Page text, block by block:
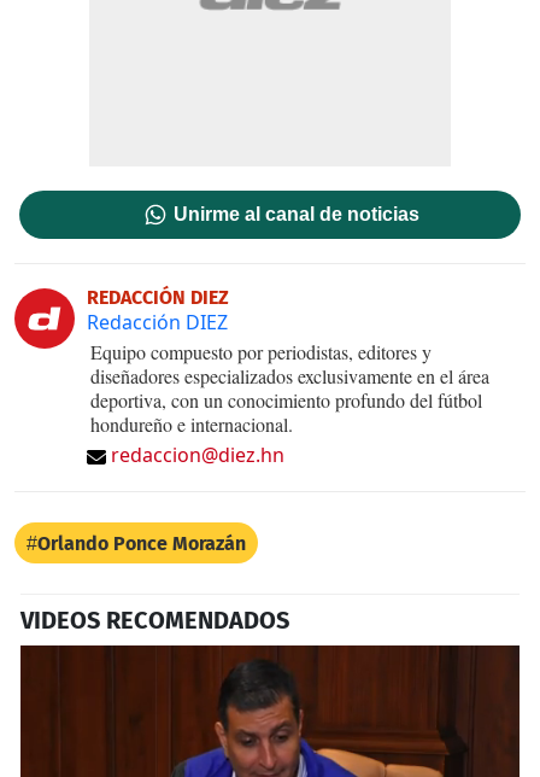
Unirme al canal de noticias
REDACCIÓN DIEZ
Redacción DIEZ
Equipo compuesto por periodistas, editores y
diseñadores especializados exclusivamente en el área
deportiva, con un conocimiento profundo del fútbol
hondureño e internacional.
redaccion@diez.hn
Orlando Ponce Morazán
VIDEOS RECOMENDADOS